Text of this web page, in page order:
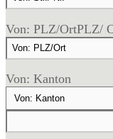
Von: PLZ/OrtPLZ/
Von: Kanton